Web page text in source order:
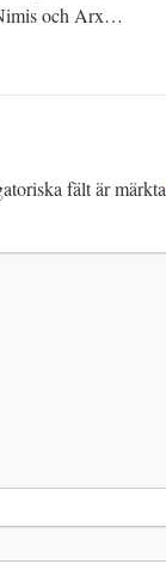
och Arx…
fält är märkta